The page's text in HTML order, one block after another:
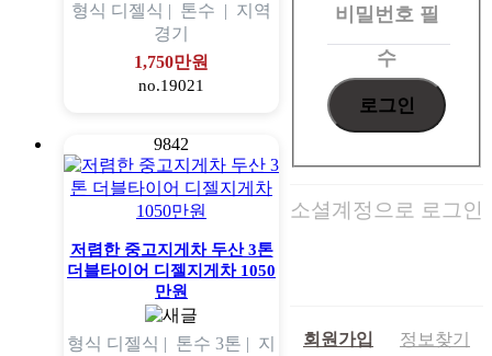
형식 디젤식 | 톤수 | 지역
경기
1,750만원
no.19021
9842
저렴한 중고지게차 두산 3톤
더블타이어 디젤지게차 1050
만원
형식 디젤식 | 톤수 3톤 | 지
비밀번호 필
수
소셜계정으로 로그인
회원가입 정보찾기